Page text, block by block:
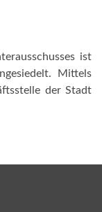
ist
Mittels
der Stadt